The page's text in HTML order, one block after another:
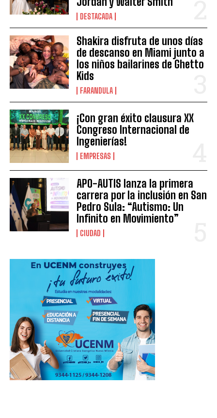
DESTACADA
Shakira disfruta de unos días
de descanso en Miami junto a
los niños bailarines de Ghetto
Kids
FARANDULA
¡Con gran éxito clausura XX
Congreso Internacional de
Ingenierías!
EMPRESAS
APO-AUTIS lanza la primera
carrera por la inclusión en San
Pedro Sula: “Autismo: Un
Infinito en Movimiento”
CIUDAD